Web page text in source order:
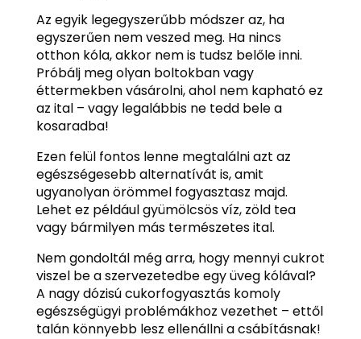
Az egyik legegyszerűbb módszer az, ha
egyszerűen nem veszed meg. Ha nincs
otthon kóla, akkor nem is tudsz belőle inni.
Próbálj meg olyan boltokban vagy
éttermekben vásárolni, ahol nem kapható ez
az ital – vagy legalábbis ne tedd bele a
kosaradba!
Ezen felül fontos lenne megtalálni azt az
egészségesebb alternatívát is, amit
ugyanolyan örömmel fogyasztasz majd.
Lehet ez például gyümölcsös víz, zöld tea
vagy bármilyen más természetes ital.
Nem gondoltál még arra, hogy mennyi cukrot
viszel be a szervezetedbe egy üveg kólával?
A nagy dózisú cukorfogyasztás komoly
egészségügyi problémákhoz vezethet – ettől
talán könnyebb lesz ellenállni a csábításnak!